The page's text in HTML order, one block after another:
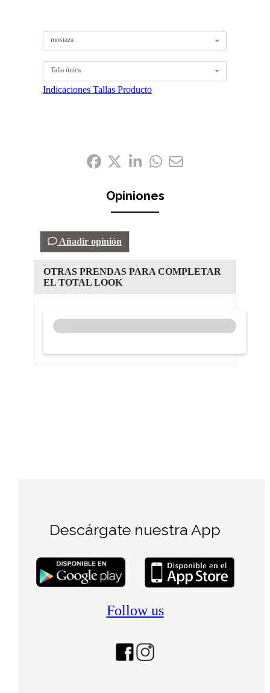
mostaza
Talla única
Indicaciones Tallas Producto
Opiniones
Añadir opinión
OTRAS PRENDAS PARA COMPLETAR
EL TOTAL LOOK
Descárgate nuestra App
Follow us